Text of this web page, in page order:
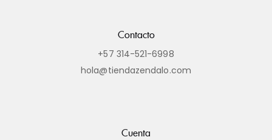
Contacto
+57 314-521-6998
hola@tiendazendalo.com
Cuenta